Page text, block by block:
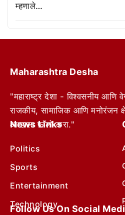
म्हणाले…
Maharashtra Desha
"महाराष्ट्र देशा - विश्वसनीय आणि
राजकीय, सामाजिक आणि मनोरंजन
आम्हाला फॉलो करा."
News Links
Politics
Sports
Entertainment
Technology
Follow Us On Social